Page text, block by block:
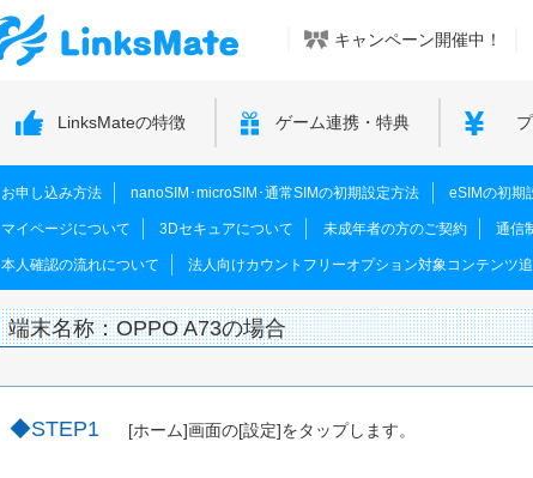
キャンペーン開催中！
LinksMateの特徴 ゲーム連携・特典
お申し込み方法 nanoSIM･microSIM･通常SIMの初期設定方法 eSIMの初期
マイページについて 3Dセキュアについて 未成年者の方のご契約 通信
本人確認の流れについて 法人向けカウントフリーオプション対象コンテンツ
端末名称：OPPO A73の場合
STEP1 [ホーム]画面の[設定]をタップします。